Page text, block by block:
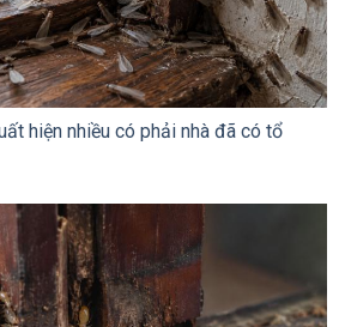
hiện nhiều có phải nhà đã có tổ